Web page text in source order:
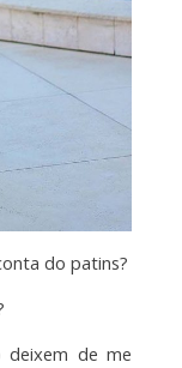
do patins?
deixem de me